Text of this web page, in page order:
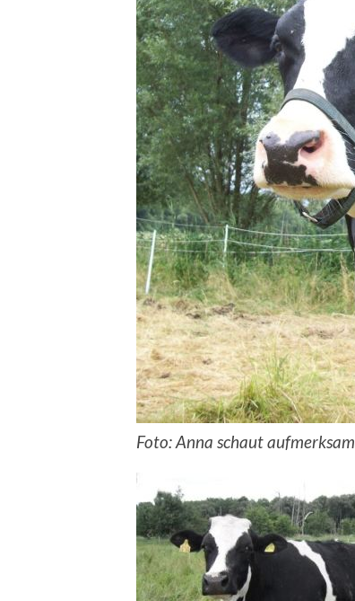
Foto: Anna schaut aufmerksam.